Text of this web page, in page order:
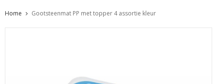
Home Gootsteenmat PP met topper 4 assortie kleur